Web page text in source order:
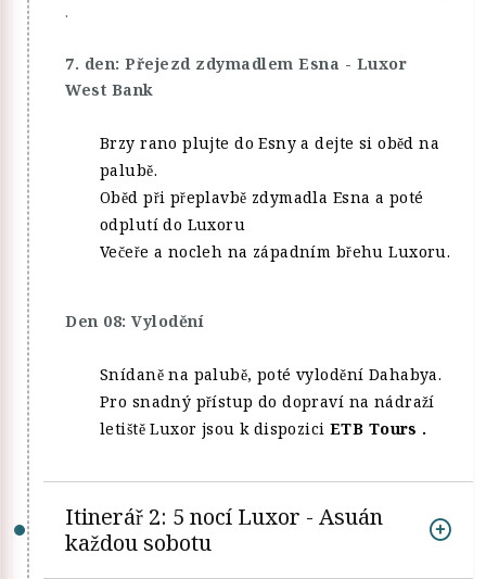
.
7. den: Přejezd zdymadlem Esna - Luxor
West Bank
Brzy rano plujte do Esny a dejte si oběd na
palubě.
Oběd při přeplavbě zdymadla Esna a poté
odplutí do Luxoru
Večeře a nocleh na západním břehu Luxoru.
Den 08: Vylodění
Snídaně na palubě, poté vylodění Dahabya.
Pro snadný přístup do dopraví na nádraží
letiště Luxor jsou k dispoziciETB Tours .
Itinerář 2: 5 nocí Luxor - Asuán
každou sobotu